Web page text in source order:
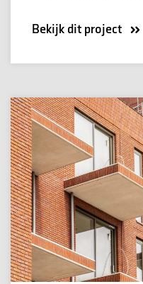
Bekijk dit project